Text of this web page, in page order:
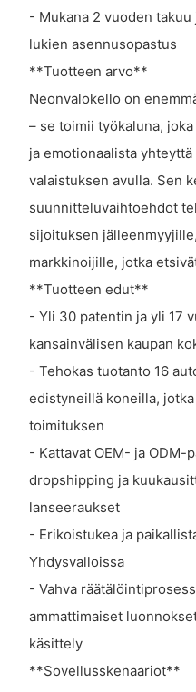
- Mukana 2 vuoden
lukien asennusopastus
**Tuotteen arvo**
Neonvalokello on
– se toimii työkaluna,
ja emotionaalista
valaistuksen avulla. Sen
suunnitteluvaihtoehdot
sijoituksen
markkinoijille, jotka
**Tuotteen edut**
- Yli 30 patentin ja yli 17
kansainvälisen kaupan
- Tehokas tuotanto 16
edistyneillä koneilla,
toimituksen
- Kattavat OEM- ja ODM-
dropshipping ja
lanseeraukset
- Erikoistukea ja
Yhdysvalloissa
- Vahva
ammattimaiset
käsittely
**Sovellusskenaariot**